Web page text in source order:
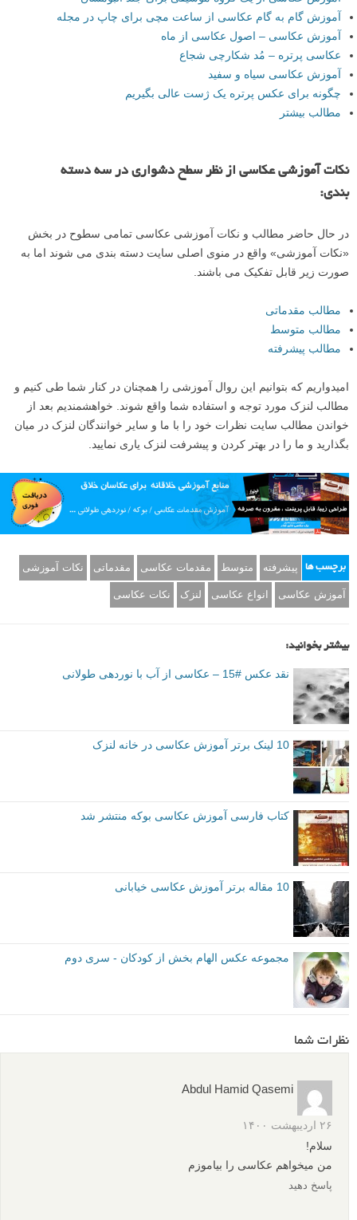
آموزش گام به گام عکاسی از ساعت مچی برای چاپ در مجله
آموزش عکاسی – اصول عکاسی از ماه
عکاسی پرتره – مُد شکارچی شجاع
آموزش عکاسی سیاه و سفید
چگونه برای عکس پرتره یک ژست عالی بگیریم
مطالب بیشتر
نکات آموزشی عکاسی از نظر سطح دشواری در سه دسته
بندی:
در حال حاضر مطالب و نکات آموزشی عکاسی تمامی سطوح در بخش
«نکات آموزشی» واقع در منوی اصلی سایت دسته بندی می شوند اما به
صورت زیر قابل تفکیک می باشند.
مطالب مقدماتی
مطالب متوسط
مطالب پیشرفته
امیدواریم که بتوانیم این روال آموزشی را همچنان در کنار شما طی کنیم و
مطالب لنزک مورد توجه و استفاده شما واقع شوند. خواهشمندیم بعد از
خواندن مطالب سایت نظرات خود را با ما و سایر خوانندگان لنزک در میان
بگذارید و ما را در بهتر کردن و پیشرفت لنزک یاری نمایید.
برچسب ها پیشرفته متوسط مقدمات عکاسی مقدماتی نکات آموزشی
آموزش عکاسی انواع عکاسی لنزک نکات عکاسی
بیشتر بخوانید:
نقد عکس #15 – عکاسی از آب با نوردهی طولانی
10 لینک برتر آموزش عکاسی در خانه لنزک
کتاب فارسی آموزش عکاسی بوکه منتشر شد
10 مقاله برتر آموزش عکاسی خیابانی
مجموعه عکس الهام بخش از کودکان - سری دوم
نظرات شما
Abdul Hamid Qasemi
۲۶ اردیبهشت ۱۴۰۰
سلام!
من میخواهم عکاسی را بیاموزم
پاسخ دهید